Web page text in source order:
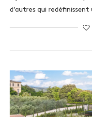
d’autres qui redéfinissent